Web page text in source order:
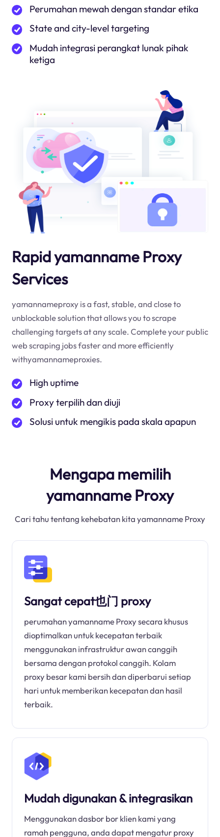
Perumahan mewah dengan standar etika
State and city-level targeting
Mudah integrasi perangkat lunak pihak
ketiga
Rapid yamanname Proxy
Services
yamannameproxy is a fast, stable, and close to
unblockable solution that allows you to scrape
challenging targets at any scale. Complete your public
web scraping jobs faster and more efficiently
withyamannameproxies.
High uptime
Proxy terpilih dan diuji
Solusi untuk mengikis pada skala apapun
Mengapa memilih
yamanname Proxy
Cari tahu tentang kehebatan kita yamanname Proxy
Sangat cepat也门 proxy
perumahan yamanname Proxy secara khusus
dioptimalkan untuk kecepatan terbaik
menggunakan infrastruktur awan canggih
bersama dengan protokol canggih. Kolam
proxy besar kami bersih dan diperbarui setiap
hari untuk memberikan kecepatan dan hasil
terbaik.
Mudah digunakan & integrasikan
Menggunakan dasbor bor klien kami yang
ramah pengguna, anda dapat mengatur proxy